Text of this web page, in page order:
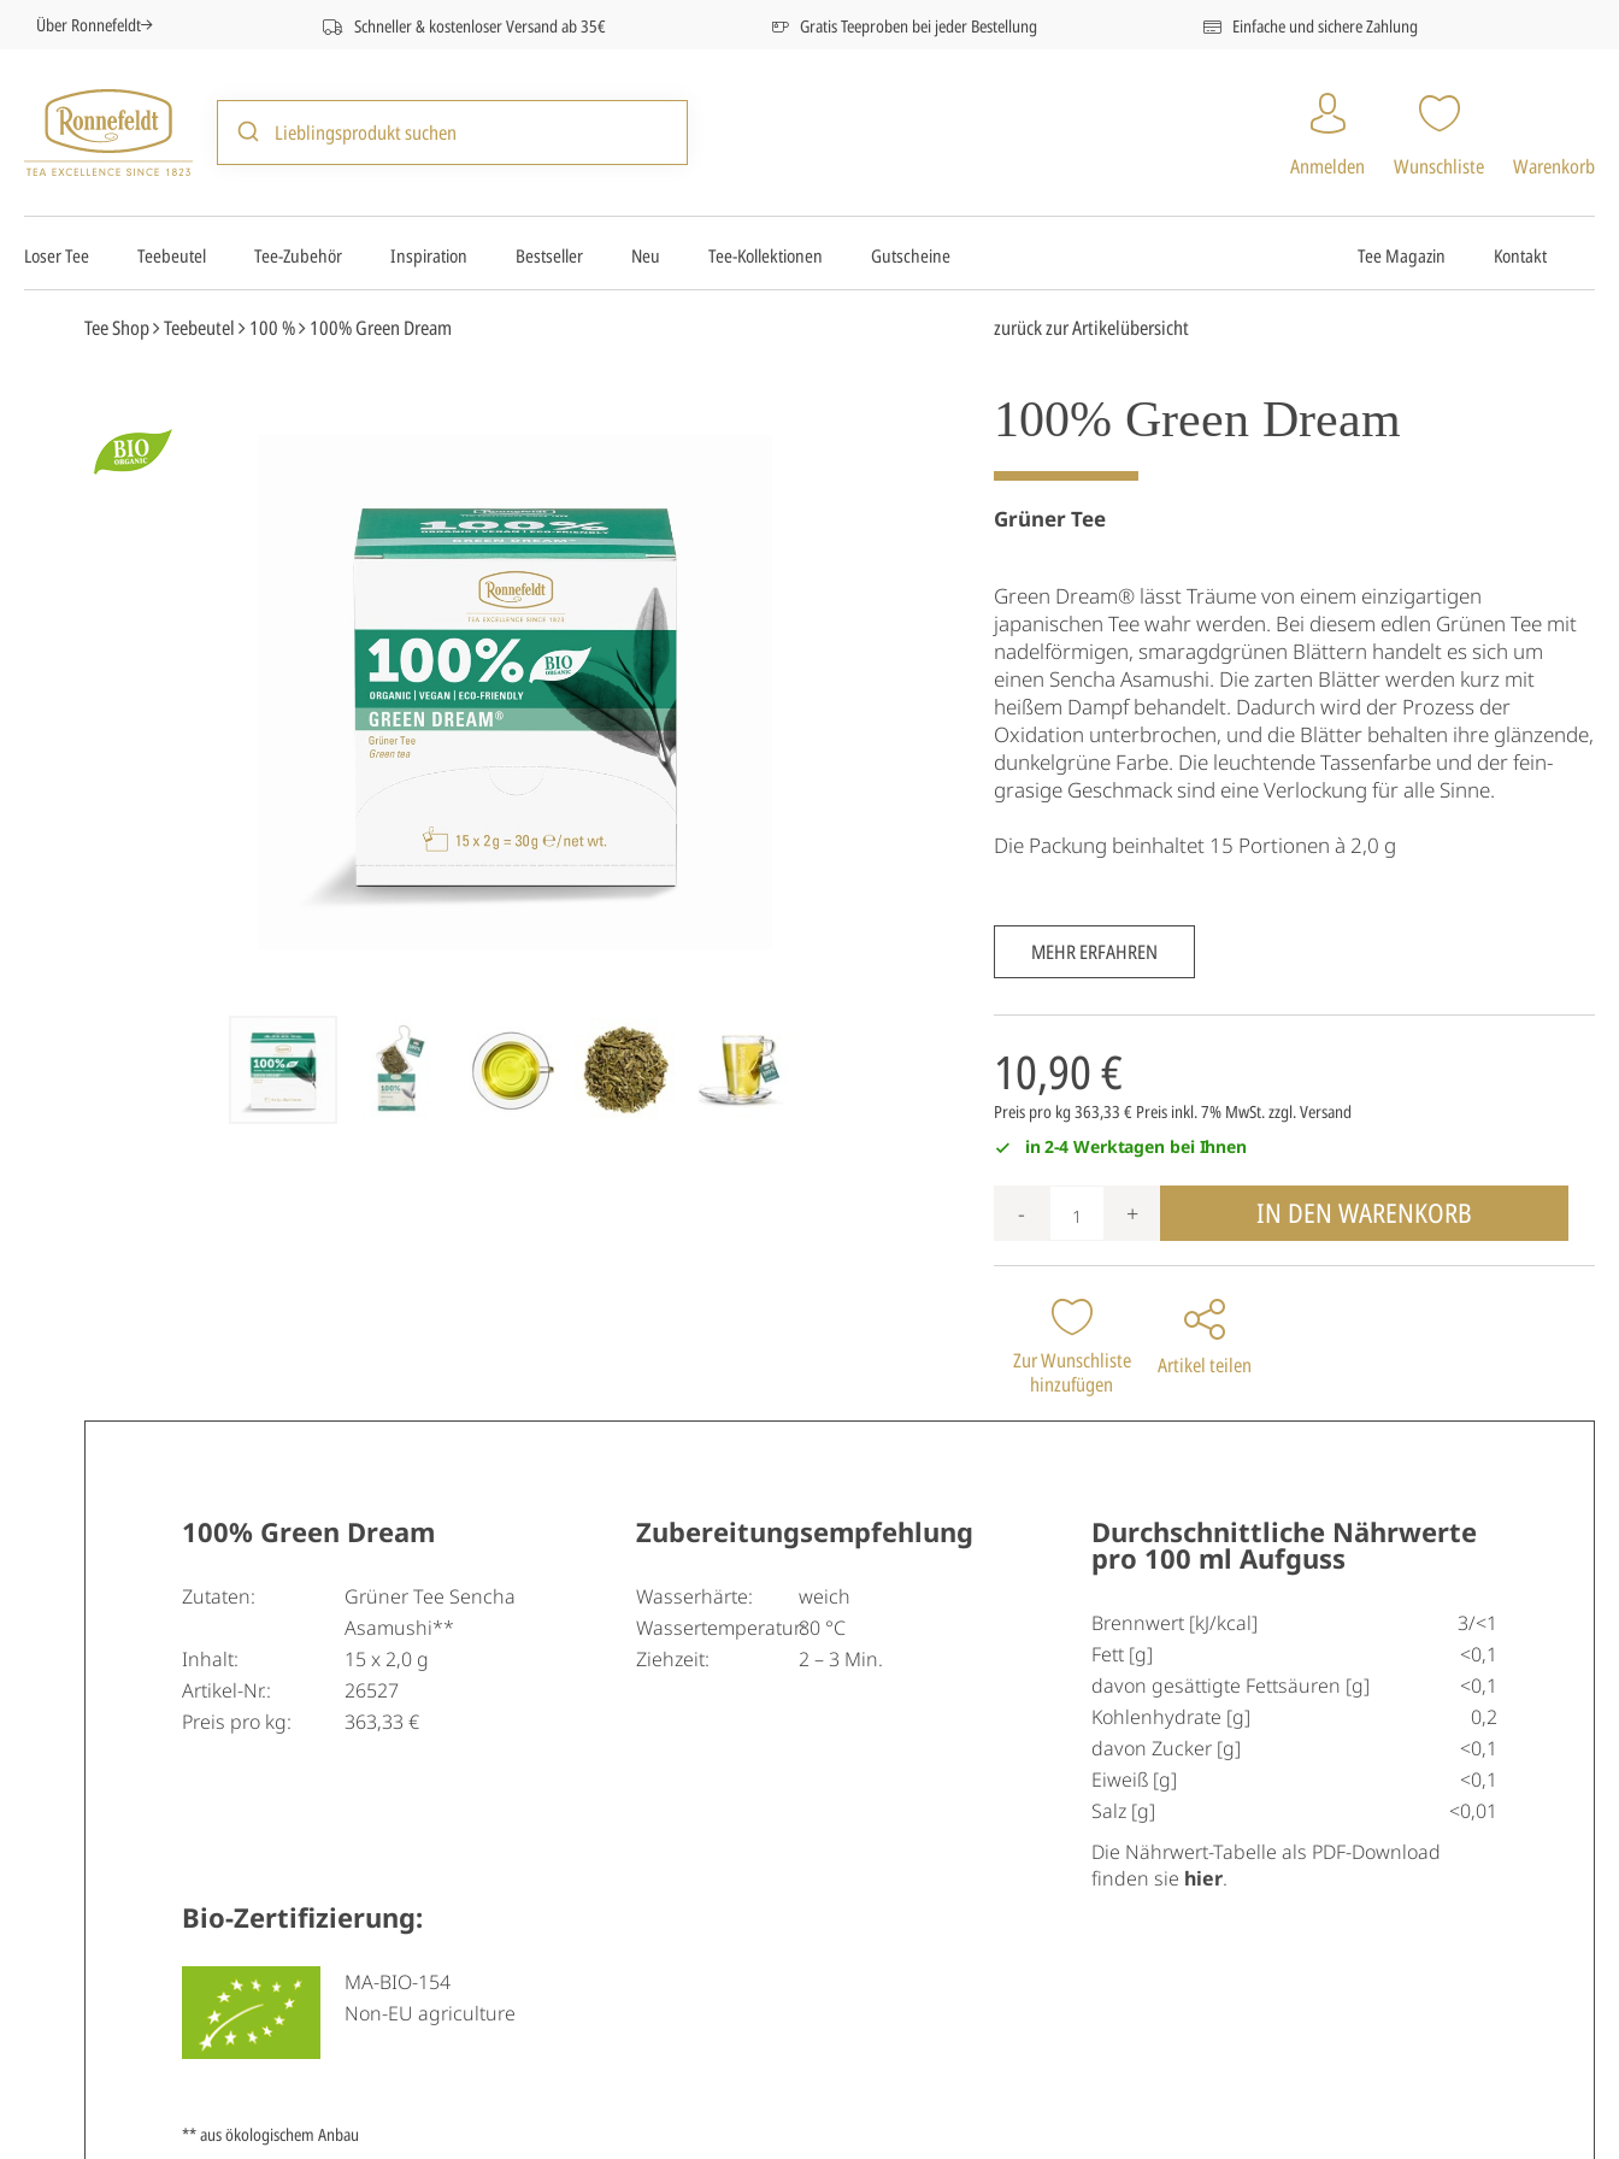
Über Ronnefeldt Schneller & kostenloser Versand ab 35€ Gratis Teeproben bei jeder Bestellung Einfache und sichere Zahlung
Anmelden Wunschliste Warenkorb
Loser Tee Teebeutel Tee-Zubehör Inspiration Bestseller Neu Tee-Kollektionen Gutscheine Tee Magazin Kontakt
Tee Shop Teebeutel 100 % 100% Green Dream zurück zur Artikelübersicht
100% Green Dream
Grüner Tee
Green Dream® lässt Träume von einem einzigartigen
japanischen Tee wahr werden. Bei diesem edlen Grünen Tee mit
nadelförmigen, smaragdgrünen Blättern handelt es sich um
einen Sencha Asamushi. Die zarten Blätter werden kurz mit
heißem Dampf behandelt. Dadurch wird der Prozess der
Oxidation unterbrochen, und die Blätter behalten ihre glänzende,
dunkelgrüne Farbe. Die leuchtende Tassenfarbe und der fein-
grasige Geschmack sind eine Verlockung für alle Sinne.
Die Packung beinhaltet 15 Portionen à 2,0 g
MEHR ERFAHREN
10,90 €
Preis pro kg 363,33 € Preis inkl. 7% MwSt.zzgl. Versand
in 2-4 Werktagen bei Ihnen
+
- IN DEN WARENKORB
Zur Wunschliste
hinzufügen
Artikel teilen
100% Green Dream
Zutaten:
Grüner Tee Sencha
Asamushi**
Inhalt:
15 x 2,0 g
Artikel-Nr.:
26527
Preis pro kg:
363,33 €
Zubereitungsempfehlung
Wasserhärte:
weich
Wassertemperatur:80 °C
Ziehzeit:
2 – 3 Min.
Durchschnittliche Nährwerte
pro 100 ml Aufguss
Brennwert [kJ/kcal]
3/<1
Fett [g]
<0,1
davon gesättigte Fettsäuren [g]
<0,1
Kohlenhydrate [g]
0,2
davon Zucker [g]
<0,1
Eiweiß [g]
<0,1
Salz [g]
<0,01
Die Nährwert-Tabelle als PDF-Download
finden sie hier.
Bio-Zertifizierung:
MA-BIO-154
Non-EU agriculture
** aus ökologischem Anbau